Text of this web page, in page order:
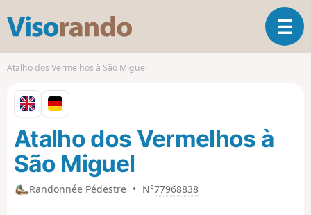
s
o
O
u
Atalho dos Vermelhos à São Miguel
Randonnée Pédestre • N°77968838
Atalho dos Vermelhos à
São Miguel